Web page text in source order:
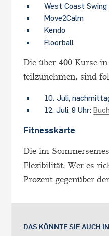
West Coast Swing
Move2Calm
Kendo
Floorball
Die über 400 Kurse
teilzunehmen, sind
10. Juli,
12. Juli, 9 Uhr:
Fitnesskarte
Die im
Flexibilität. Wer es
Prozent gegenüber
DAS KÖNNTE SIE AUCH